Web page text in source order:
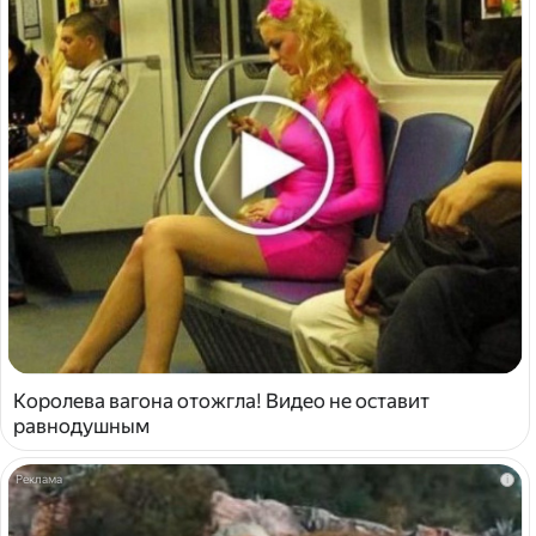
Королева вагона отожгла! Видео не оставит
равнодушным
i